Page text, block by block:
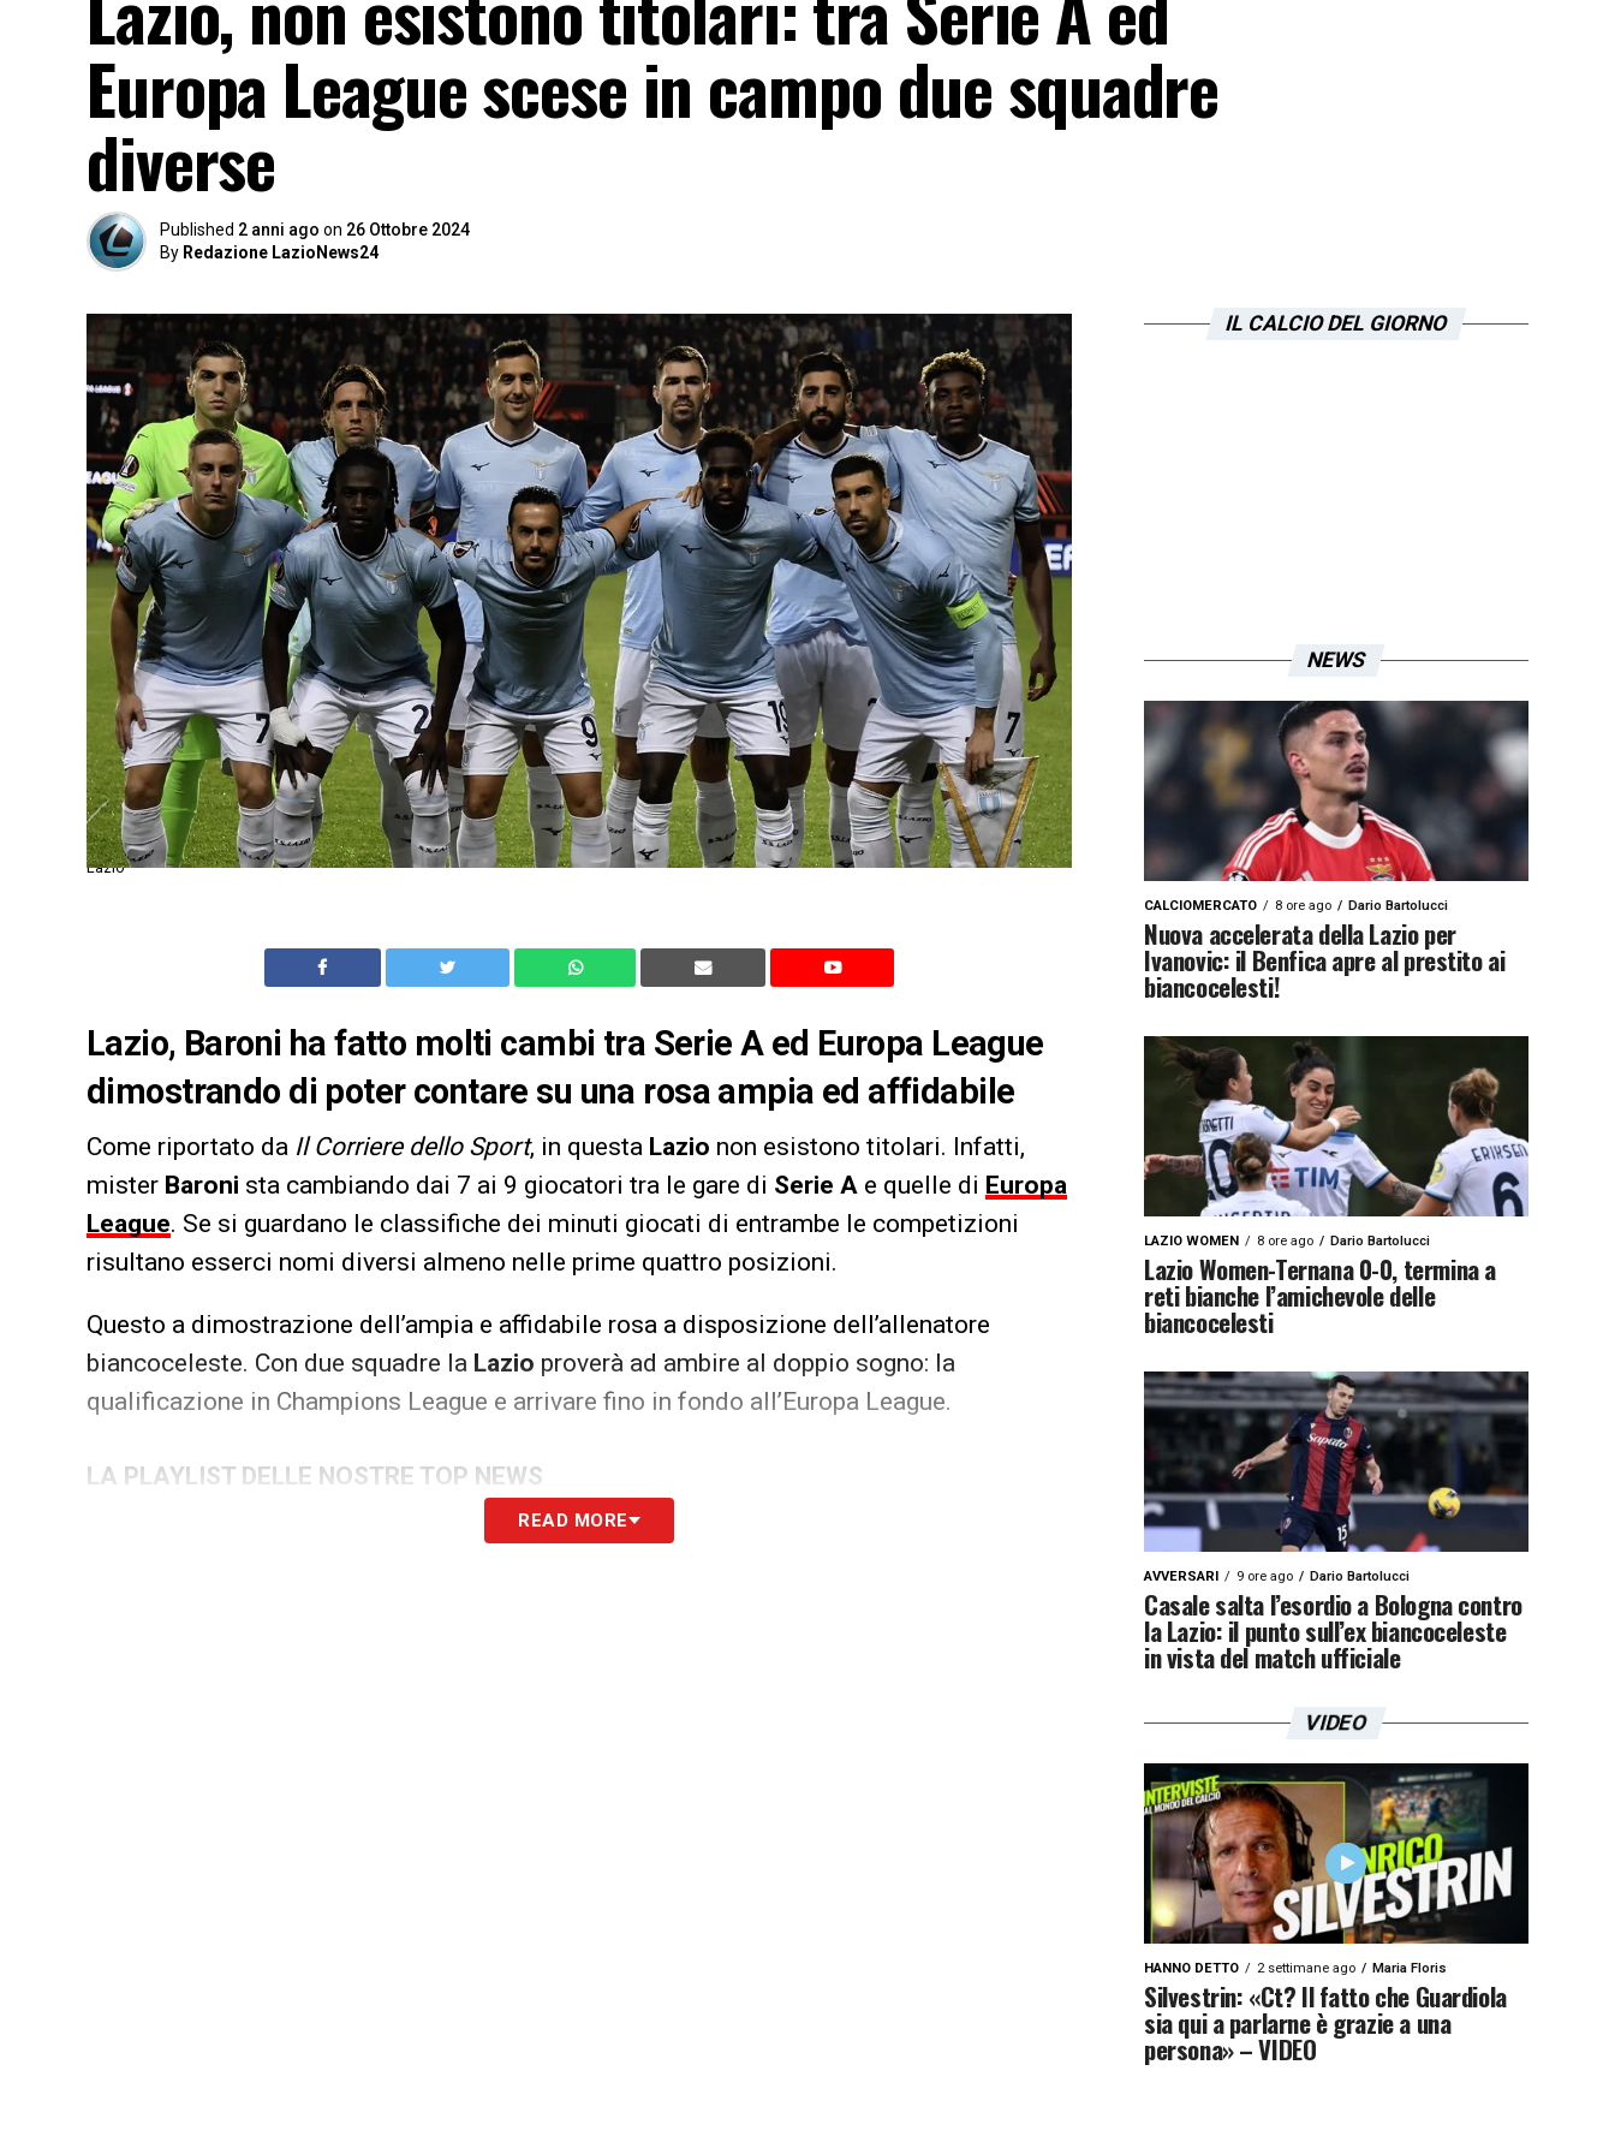
Europa League scese in campo due squadre
diverse
Published 2 anni ago on 26 Ottobre 2024
By Redazione LazioNews24
Lazio
Lazio, Baroni ha fatto molti cambi tra Serie A ed Europa League
dimostrando di poter contare su una rosa ampia ed affidabile
Come riportato da Il Corriere dello Sport, in questa Lazio non esistono titolari. Infatti,
mister Baroni sta cambiando dai 7 ai 9 giocatori tra le gare di Serie A e quelle di Europa
League. Se si guardano le classifiche dei minuti giocati di entrambe le competizioni
risultano esserci nomi diversi almeno nelle prime quattro posizioni.
Questo a dimostrazione dell’ampia e affidabile rosa a disposizione dell’allenatore
biancoceleste. Con due squadre la Lazio proverà ad ambire al doppio sogno: la
qualificazione in Champions League e arrivare fino in fondo all’Europa League.
LA PLAYLIST DELLE NOSTRE TOP NEWS
READ MORE
IL CALCIO DEL GIORNO
NEWS
CALCIOMERCATO 8 ore ago Dario Bartolucci
Nuova accelerata della Lazio per
Ivanovic: il Benfica apre al prestito ai
biancocelesti!
LAZIO WOMEN 8 ore ago Dario Bartolucci
Lazio Women-Ternana 0-0, termina a
reti bianche l’amichevole delle
biancocelesti
AVVERSARI 9 ore ago Dario Bartolucci
Casale salta l’esordio a Bologna contro
la Lazio: il punto sull’ex biancoceleste
in vista del match ufficiale
VIDEO
HANNO DETTO 2 settimane ago Maria Floris
Silvestrin: «Ct? Il fatto che Guardiola
sia qui a parlarne è grazie a una
persona» – VIDEO